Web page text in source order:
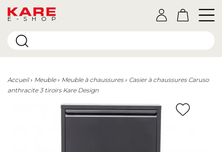
E-SHOP
Accueil Meuble Meuble à chaussures
Casier à chaussures Caruso
anthracite 3 tiroirs Kare Design